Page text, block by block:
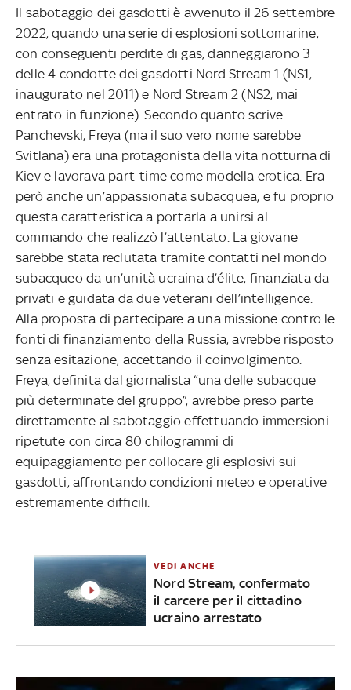
Il sabotaggio dei gasdotti è avvenuto il 26 settembre
2022, quando una serie di esplosioni sottomarine,
con conseguenti perdite di gas, danneggiarono 3
delle 4 condotte dei gasdotti Nord Stream 1 (NS1,
inaugurato nel 2011) e Nord Stream 2 (NS2, mai
entrato in funzione). Secondo quanto scrive
Panchevski, Freya (ma il suo vero nome sarebbe
Svitlana) era una protagonista della vita notturna di
Kiev e lavorava part-time come modella erotica. Era
però anche un’appassionata subacquea, e fu proprio
questa caratteristica a portarla a unirsi al
commando che realizzò l’attentato. La giovane
sarebbe stata reclutata tramite contatti nel mondo
subacqueo da un’unità ucraina d’élite, finanziata da
privati e guidata da due veterani dell’intelligence.
Alla proposta di partecipare a una missione contro le
fonti di finanziamento della Russia, avrebbe risposto
senza esitazione, accettando il coinvolgimento.
Freya, definita dal giornalista “una delle subacque
più determinate del gruppo”, avrebbe preso parte
direttamente al sabotaggio effettuando immersioni
ripetute con circa 80 chilogrammi di
equipaggiamento per collocare gli esplosivi sui
gasdotti, affrontando condizioni meteo e operative
estremamente difficili.
VEDI ANCHE
Nord Stream, confermato
il carcere per il cittadino
ucraino arrestato